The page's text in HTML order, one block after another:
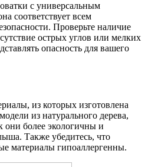
с универсальным
соответствует всем
Проверьте наличие
острых углов или мелких
опасность для вашего
из которых изготовлена
из натурального дерева,
они более экологичны и
Также убедитесь, что
материалы гипоаллергенны.